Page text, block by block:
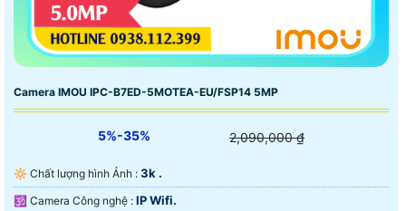
Camera IMOU IPC-B7ED-5MOTEA-EU/FSP14 5MP
5%-35% 2,090,000 ₫
🔆 Chất lượng hình Ảnh : 3k .
🕉️ Camera Công nghệ : IP Wifi.